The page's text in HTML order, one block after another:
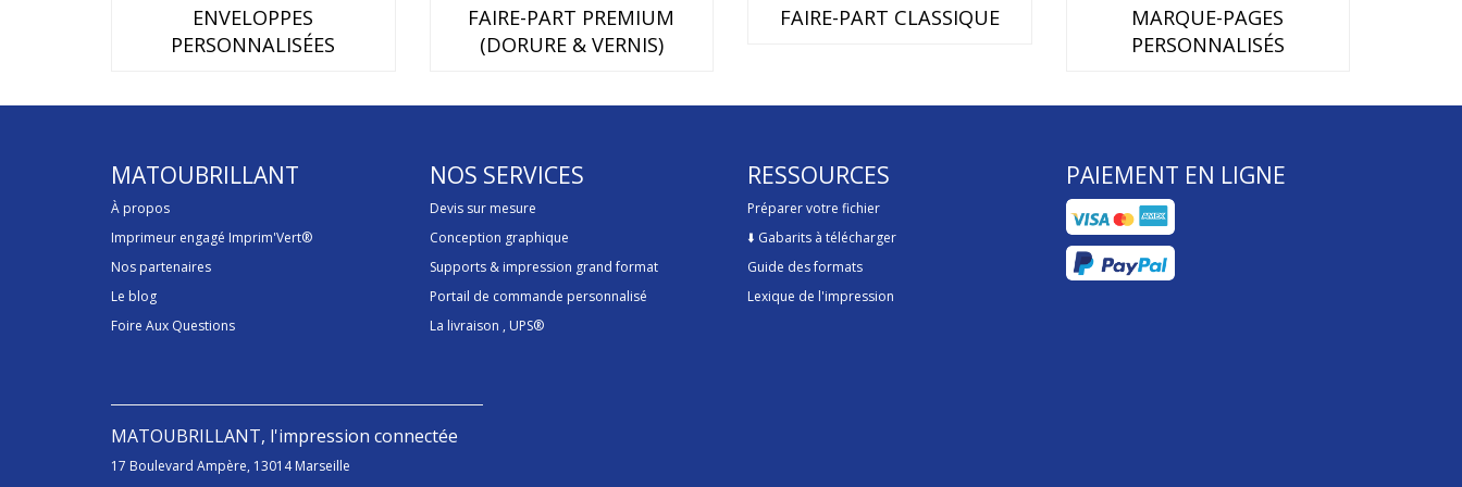
ENVELOPPES
PERSONNALISÉES
FAIRE-PART PREMIUM
(DORURE & VERNIS)
FAIRE-PART CLASSIQUE
MARQUE-PAGES
PERSONNALISÉS
MATOUBRILLANT
À propos
Imprimeur engagé Imprim'Vert®
Nos partenaires
Le blog
Foire Aux Questions
NOS SERVICES
Devis sur mesure
Conception graphique
Supports & impression grand format
Portail de commande personnalisé
La livraison , UPS®
RESSOURCES
Préparer votre fichier
⬇️ Gabarits à télécharger
Guide des formats
Lexique de l'impression
PAIEMENT EN LIGNE
MATOUBRILLANT, l'impression connectée
17 Boulevard Ampère, 13014 Marseille